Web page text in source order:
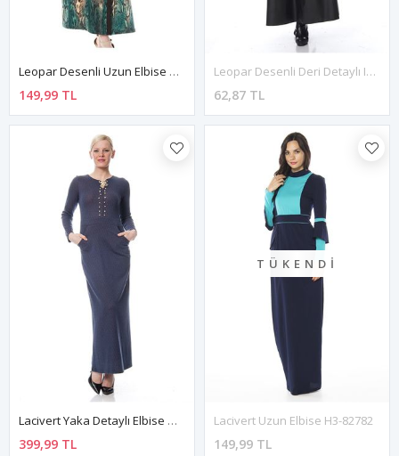
Leopar Desenli Uzun Elbise G1-67337
149,99 TL
Leopar Desenli Deri Detaylı I2-99989
62,87 TL
Lacivert Yaka Detaylı Elbise G9-113511
399,99 TL
TÜKENDI
Lacivert Uzun Elbise H3-82782
149,99 TL